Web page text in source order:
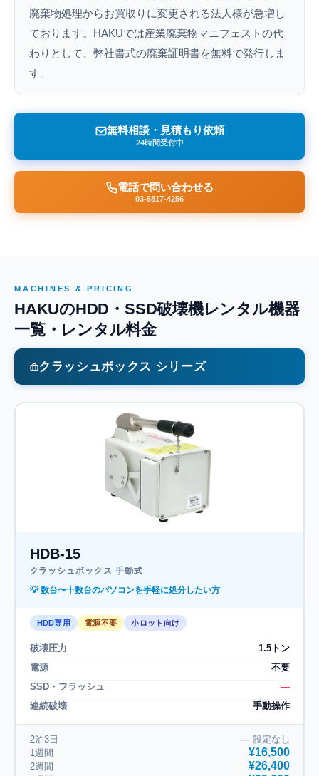
廃棄物処理からお買取りに変更される法人様が急増し
ております。HAKUでは産業廃棄物マニフェストの代
わりとして、弊社書式の廃棄証明書を無料で発行しま
す。
無料相談・見積もり依頼
24時間受付中
電話で問い合わせる
03-5817-4256
MACHINES & PRICING
HAKUのHDD・SSD破壊機レンタル機器
一覧・レンタル料金
クラッシュボックス シリーズ
HDB-15
クラッシュボックス 手動式
💡 数台〜十数台のパソコンを手軽に処分したい方
HDD専用 電源不要 小ロット向け
破壊圧力
1.5トン
電源
不要
SSD・フラッシュ
―
連続破壊
手動操作
2泊3日
― 設定なし
1週間
¥16,500
2週間 ¥26,400